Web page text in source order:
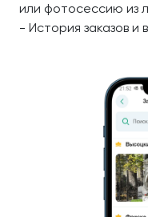
или фотосессию из
- История заказов и